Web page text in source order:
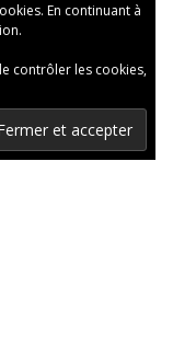
En continuant à
contrôler les cookies,